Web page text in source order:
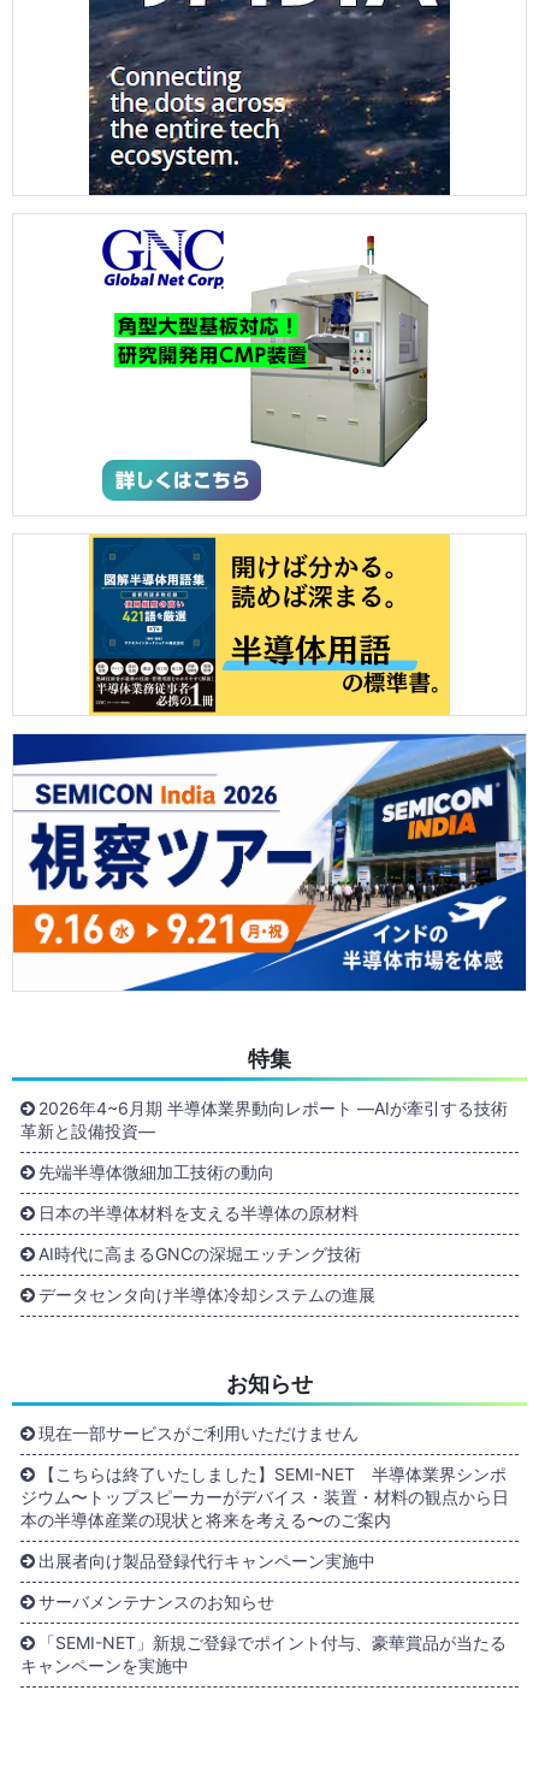
特集
2026年4~6月期 半導体業界動向レポート ―AIが牽引する技術
革新と設備投資―
先端半導体微細加工技術の動向
日本の半導体材料を支える半導体の原材料
AI時代に高まるGNCの深堀エッチング技術
データセンタ向け半導体冷却システムの進展
お知らせ
現在一部サービスがご利用いただけません
【こちらは終了いたしました】SEMI-NET 半導体業界シンポ
ジウム〜トップスピーカーがデバイス・装置・材料の観点から日
本の半導体産業の現状と将来を考える〜のご案内
出展者向け製品登録代行キャンペーン実施中
サーバメンテナンスのお知らせ
「SEMI-NET」新規ご登録でポイント付与、豪華賞品が当たる
キャンペーンを実施中